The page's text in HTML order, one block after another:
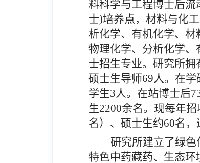
料科学与工程博士后
士)培养点，材料与化
析化学、有机化学、材
物理化学、分析化学
士招生专业。研究所拥
硕士生导师69人。在
学生3人。在站博士后
生2200余名。现每年
名）、硕士生约60名，
研究所建立了绿
特色中药藏药、生态